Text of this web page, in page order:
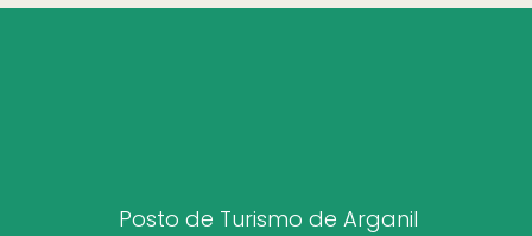
Posto de Turismo de Arganil